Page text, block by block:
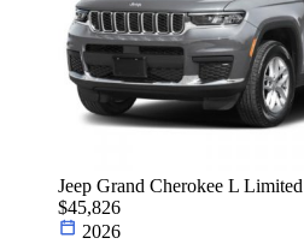
Jeep Grand Cherokee L Limited
$45,826
2026